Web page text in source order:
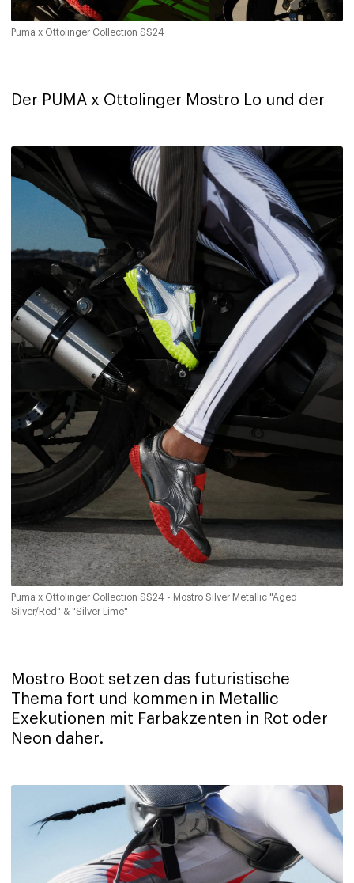
Puma x Ottolinger Collection SS24
Der PUMA x Ottolinger Mostro Lo und der
Puma x Ottolinger Collection SS24 - Mostro Silver Metallic "Aged
Silver/Red" & "Silver Lime"
Mostro Boot setzen das futuristische
Thema fort und kommen in Metallic
Exekutionen mit Farbakzenten in Rot oder
Neon daher.